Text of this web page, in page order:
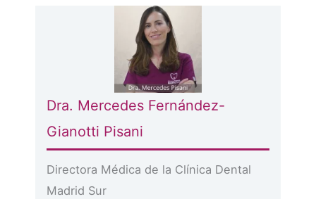
Dra. Mercedes Fernández-
Gianotti Pisani
Directora Médica de la Clínica Dental
Madrid Sur